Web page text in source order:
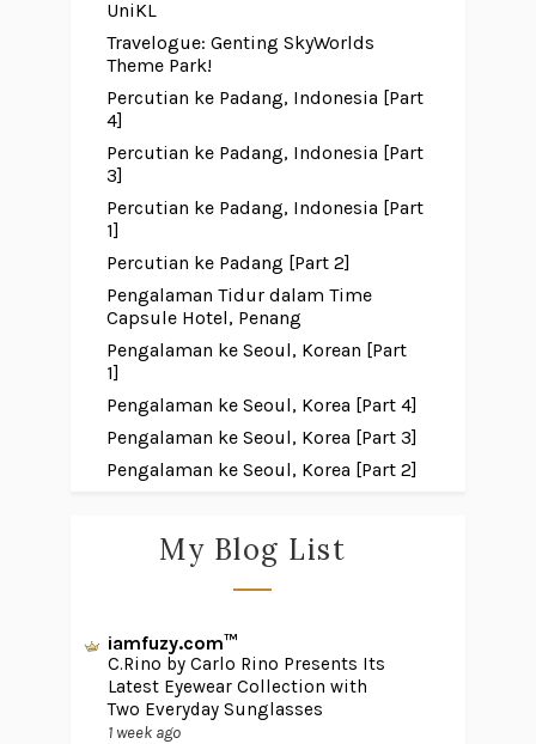
UniKL
Travelogue: Genting SkyWorlds
Theme Park!
Percutian ke Padang, Indonesia [Part
4]
Percutian ke Padang, Indonesia [Part
3]
Percutian ke Padang, Indonesia [Part
1]
Percutian ke Padang [Part 2]
Pengalaman Tidur dalam Time
Capsule Hotel, Penang
Pengalaman ke Seoul, Korean [Part
1]
Pengalaman ke Seoul, Korea [Part 4]
Pengalaman ke Seoul, Korea [Part 3]
Pengalaman ke Seoul, Korea [Part 2]
My Blog List
iamfuzy.com™
C.Rino by Carlo Rino Presents Its
Latest Eyewear Collection with
Two Everyday Sunglasses
1 week ago